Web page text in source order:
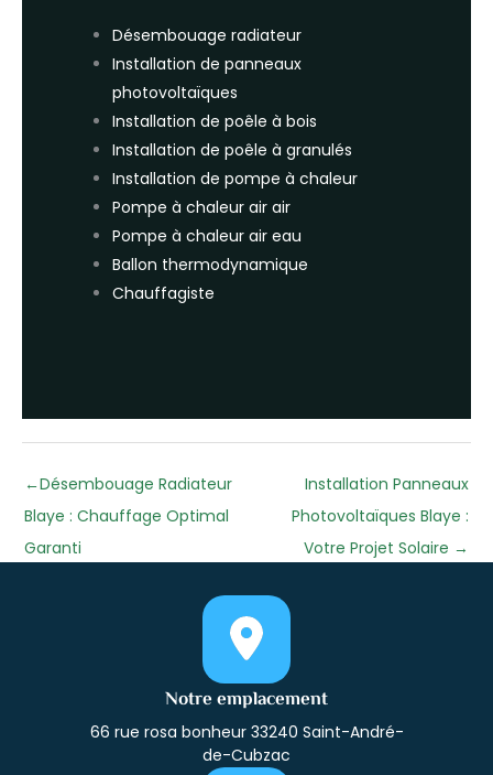
Désembouage radiateur
Installation de panneaux
photovoltaïques
Installation de poêle à bois
Installation de poêle à granulés
Installation de pompe à chaleur
Pompe à chaleur air air
Pompe à chaleur air eau
Ballon thermodynamique
Chauffagiste
←Désembouage Radiateur
Blaye : Chauffage Optimal
Garanti
Installation Panneaux
Photovoltaïques Blaye :
Votre Projet Solaire →
Notre emplacement
66 rue rosa bonheur 33240 Saint-André-
de-Cubzac